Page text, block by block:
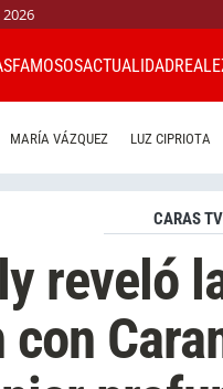
2026
FAMOSOSACTUALIDAD
MARÍA VÁZQUEZ LUZ CIPRIOTA
CARAS TV
reveló